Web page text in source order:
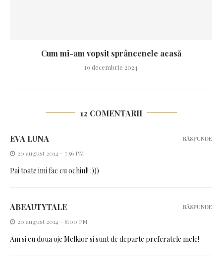
Cum mi-am vopsit sprâncenele acasă
19 decembrie 2024
12 COMENTARII
EVA LUNA
20 august 2014 - 7:56 PM
Pai toate imi fac cu ochiul! :)))
RĂSPUNDE
ABEAUTYTALE
20 august 2014 - 8:00 PM
Am si eu doua oje Melkior si sunt de departe preferatele mele!
RĂSPUNDE